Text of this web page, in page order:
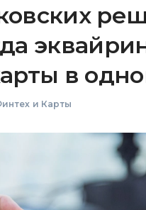
в
и Карты